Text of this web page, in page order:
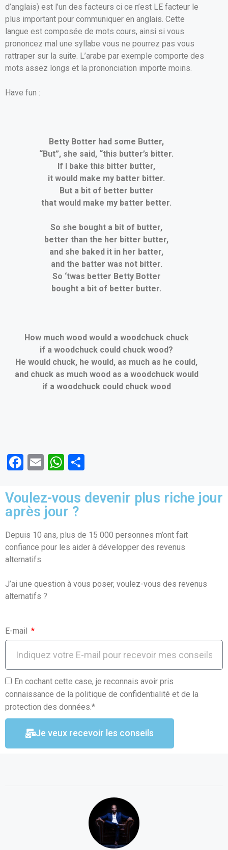
d’anglais) est l’un des facteurs ci ce n’est LE facteur le
plus important pour communiquer en anglais. Cette
langue est composée de mots cours, ainsi si vous
prononcez mal une syllabe vous ne pourrez pas vous
rattraper sur la suite. L’arabe par exemple comporte des
mots assez longs et la prononciation importe moins.
Have fun :
Betty Botter had some Butter,
“But”, she said, “this butter’s bitter.
If I bake this bitter butter,
it would make my batter bitter.
But a bit of better butter
that would make my batter better.
So she bought a bit of butter,
better than the her bitter butter,
and she baked it in her batter,
and the batter was not bitter.
So ‘twas better Betty Botter
bought a bit of better butter.
How much wood would a woodchuck chuck
if a woodchuck could chuck wood?
He would chuck, he would, as much as he could,
and chuck as much wood as a woodchuck would
if a woodchuck could chuck wood
F
ce
b
o
o
k
E
ail
W
at
s
A
p
ta
er
Voulez-vous devenir plus riche jour
après jour ?
Depuis 10 ans, plus de 15 000 personnes m’ont fait
confiance pour les aider à développer des revenus
alternatifs.
J’ai une question à vous poser, voulez-vous des revenus
alternatifs ?
E-mail
En cochant cette case, je reconnais avoir pris
connaissance de la politique de confidentialité et de la
protection des données.*
Je veux recevoir les conseils